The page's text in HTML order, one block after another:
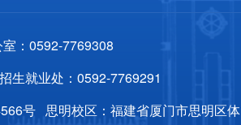
：0592-7769308
就业处：0592-7769291
号 思明校区：福建省厦门市思明区体